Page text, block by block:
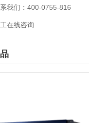
我们：400-0755-816
在线咨询